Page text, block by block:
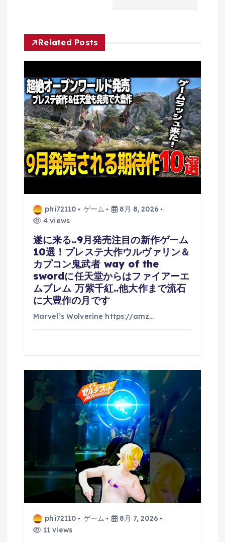
ンRelated Posts
phi72110 ゲーム
8月 8, 2026
4 views
遂に来る..9月発売注目の新作ゲーム
10選！プレステ大作ウルヴァリン＆
カプコン鬼武者 way of the
swordに任天堂からはファイアーエ
ムブレム 万紫千紅..他大作まで流石
に大豊作の月です
Marvel’s Wolverine https://amz…
phi72110 ゲーム
8月 7, 2026
11 views